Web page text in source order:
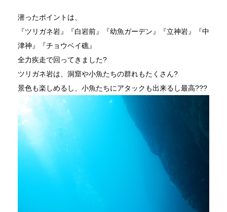
潜ったポイントは、
『ツリガネ岩』『白岩前』『幼魚ガーデン』『立神岩』『中
津神』『チョウベイ礁』
全力疾走で回ってきました?
ツリガネ岩は、洞窟や小魚たちの群れもたくさん?
景色も楽しめるし、小魚たちにアタックも出来るし最高???